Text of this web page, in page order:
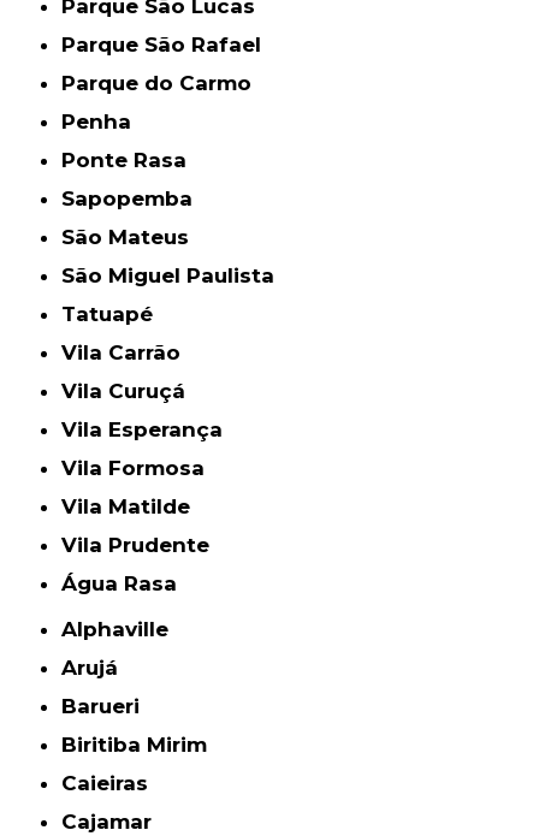
Parque São Lucas
Parque São Rafael
Parque do Carmo
Penha
Ponte Rasa
Sapopemba
São Mateus
São Miguel Paulista
Tatuapé
Vila Carrão
Vila Curuçá
Vila Esperança
Vila Formosa
Vila Matilde
Vila Prudente
Água Rasa
Alphaville
Arujá
Barueri
Biritiba Mirim
Caieiras
Cajamar